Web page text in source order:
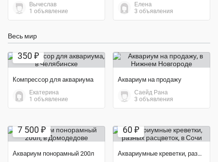
Вычеслав
1 объявление
Елена
3 объявления
Весь мир
Экономия 30%
350 ₽
Компрессор для аквариума
Екатерина
1 объявление
Аквариум на продажу
Саейд Рана
3 объявления
7 500 ₽
Аквариум понорамный 200л
60 ₽
Аквариумные креветки, разных расцветок